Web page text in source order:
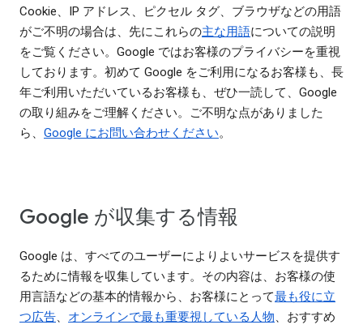
Cookie、IP アドレス、ピクセル タグ、ブラウザなどの用語
がご不明の場合は、先にこれらの主な用語についての説明
をご覧ください。Google ではお客様のプライバシーを重視
しております。初めて Google をご利用になるお客様も、長
年ご利用いただいているお客様も、ぜひ一読して、Google
の取り組みをご理解ください。ご不明な点がありました
ら、 Google にお問い合わせください。
Google が収集する情報
Google は、すべてのユーザーによりよいサービスを提供す
るために情報を収集しています。その内容は、お客様の使
用言語などの基本的情報から、お客様にとって最も役に立
つ広告、 オンラインで最も重要視している人物、おすすめ